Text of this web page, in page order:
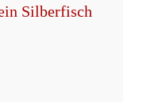
Silberfisch